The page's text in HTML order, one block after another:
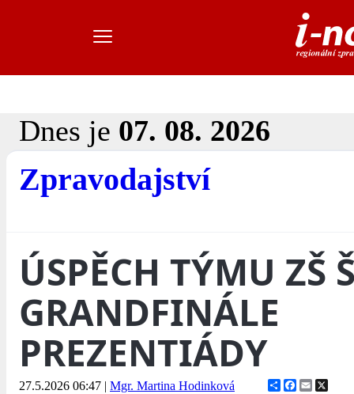
Dnes je 07. 08. 2026
Zpravodajství
ÚSPĚCH TÝMU ZŠ
GRANDFINÁLE
PREZENTIÁDY
27.5.2026 06:47 | Mgr. Martina Hodinková ShareFacebook
Email